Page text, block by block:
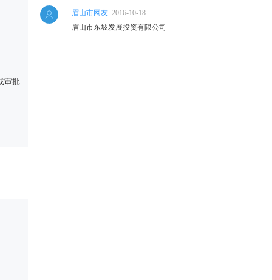
审批
眉山市网友 2016-10-18
眉山市东坡发展投资有限公司